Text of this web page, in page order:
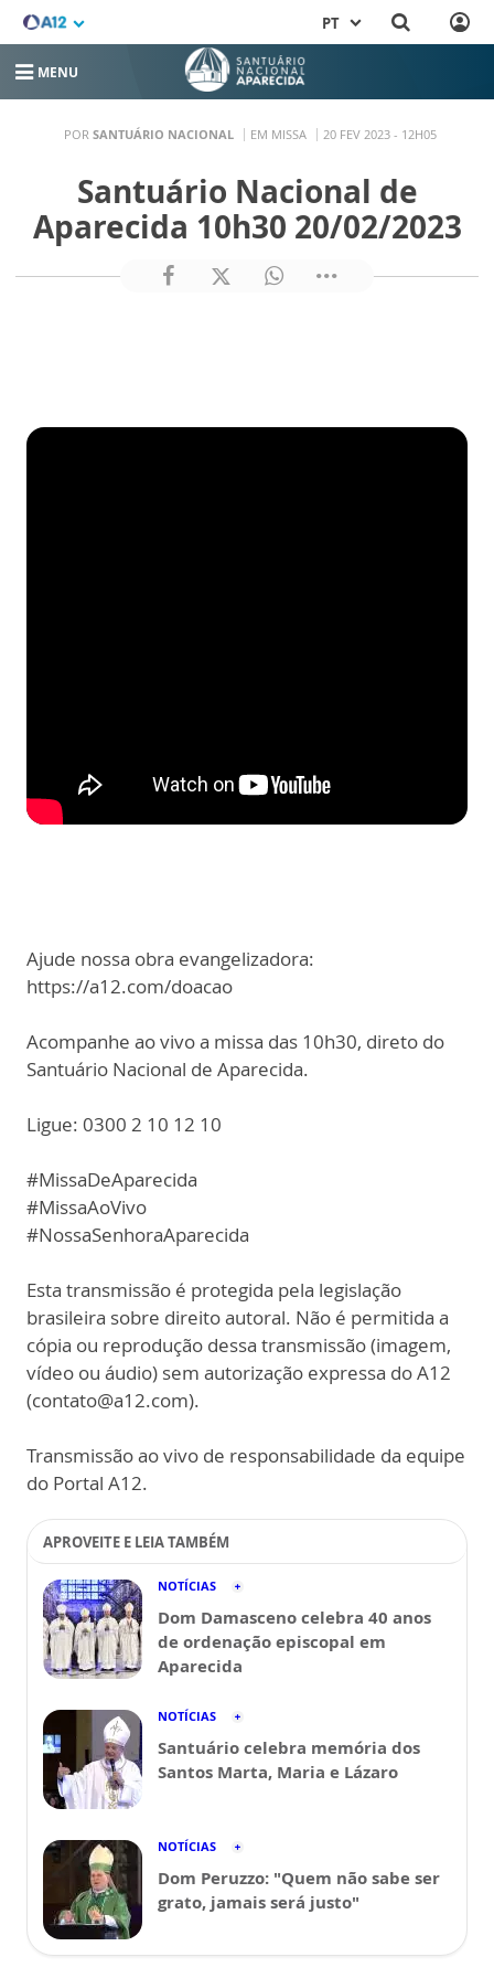
PT
MENU
POR SANTUÁRIO NACIONAL EM MISSA 20 FEV 2023 - 12H05
Santuário Nacional de
Aparecida 10h30 20/02/2023
Ajude nossa obra evangelizadora:
https://a12.com/doacao
Acompanhe ao vivo a missa das 10h30, direto do
Santuário Nacional de Aparecida.
Ligue: 0300 2 10 12 10
#MissaDeAparecida
#MissaAoVivo
#NossaSenhoraAparecida
Esta transmissão é protegida pela legislação
brasileira sobre direito autoral. Não é permitida a
cópia ou reprodução dessa transmissão (imagem,
vídeo ou áudio) sem autorização expressa do A12
(contato@a12.com).
Transmissão ao vivo de responsabilidade da equipe
do Portal A12.
APROVEITE E LEIA TAMBÉM
NOTÍCIAS
Dom Damasceno celebra 40 anos
de ordenação episcopal em
Aparecida
NOTÍCIAS
Santuário celebra memória dos
Santos Marta, Maria e Lázaro
NOTÍCIAS
Dom Peruzzo: "Quem não sabe ser
grato, jamais será justo"